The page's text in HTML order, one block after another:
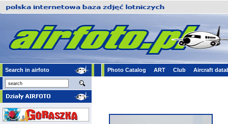
Search in airfoto Photo Catalog ART Club Aircraft